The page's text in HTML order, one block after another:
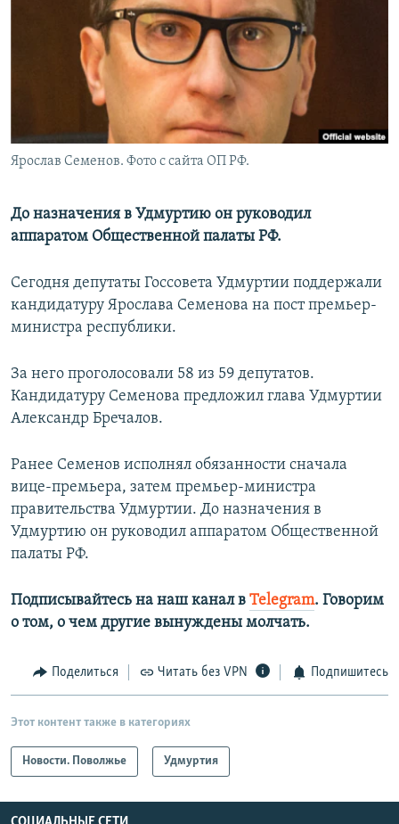
СИБИРЬ.РЕАЛИИ
РАСПИСАНИЕ ВЕЩАНИЯ
ПОДПИШИТЕСЬ НА РАССЫЛКУ
СОЦИАЛЬНЫЕ СЕТИ
Все сайты РСЕ/РС
Ярослав Семенов. Фото с сайта ОП РФ.
До назначения в Удмуртию он руководил
аппаратом Общественной палаты РФ.
Сегодня депутаты Госсовета Удмуртии поддержали
кандидатуру Ярослава Семенова на пост премьер-
министра республики.
За него проголосовали 58 из 59 депутатов.
Кандидатуру Семенова предложил глава Удмуртии
Александр Бречалов.
Ранее Семенов исполнял обязанности сначала
вице-премьера, затем премьер-министра
правительства Удмуртии. До назначения в
Удмуртию он руководил аппаратом Общественной
палаты РФ.
Подписывайтесь на наш канал в Telegram. Говорим
о том, о чем другие вынуждены молчать.
Поделиться Читать без VPN Подпишитесь
Этот контент также в категориях
Новости. Поволжье Удмуртия